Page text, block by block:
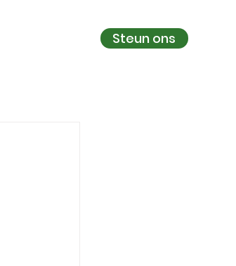
Contact Steun ons